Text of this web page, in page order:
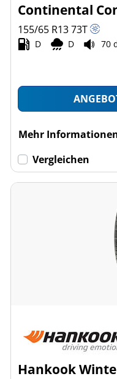
Continental
155/65 R1373T
D D 70
Mehr
Vergleichen
Hankook